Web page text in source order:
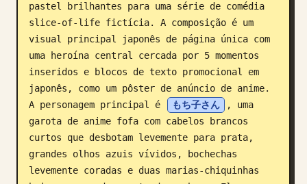
Atualizações
pastel brilhantes para uma série de comédia
slice-of-life fictícia. A composição é um
visual principal japonês de página única com
uma heroína central cercada por 5 momentos
inseridos e blocos de texto promocional em
japonês, como um pôster de anúncio de anime.
A personagem principal é
もち子さん
, uma
garota de anime fofa com cabelos brancos
curtos que desbotam levemente para prata,
grandes olhos azuis vívidos, bochechas
levemente coradas e duas marias-chiquinhas